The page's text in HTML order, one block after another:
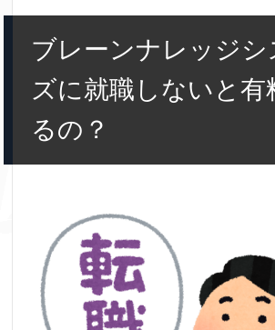
ブレーンナレッジシ
ズに就職しないと有
るの？